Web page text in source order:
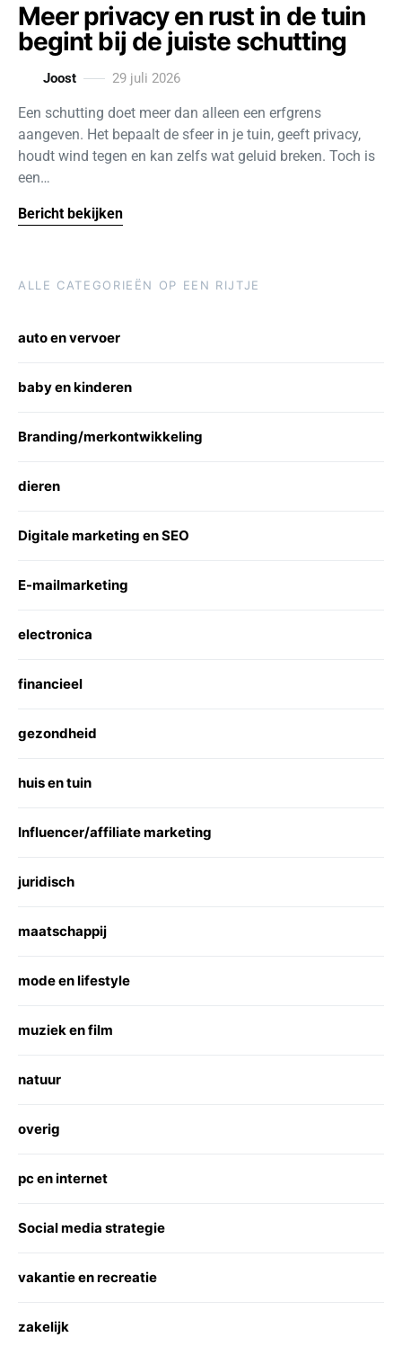
Meer privacy en rust in de tuin
begint bij de juiste schutting
Joost 29 juli 2026
Een schutting doet meer dan alleen een erfgrens
aangeven. Het bepaalt de sfeer in je tuin, geeft privacy,
houdt wind tegen en kan zelfs wat geluid breken. Toch is
een…
Bericht bekijken
ALLE CATEGORIEËN OP EEN RIJTJE
auto en vervoer
baby en kinderen
Branding/merkontwikkeling
dieren
Digitale marketing en SEO
E-mailmarketing
electronica
financieel
gezondheid
huis en tuin
Influencer/affiliate marketing
juridisch
maatschappij
mode en lifestyle
muziek en film
natuur
overig
pc en internet
Social media strategie
vakantie en recreatie
zakelijk